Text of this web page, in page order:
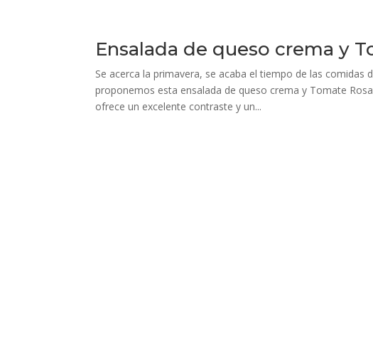
Ensalada de queso crema y
Se acerca la primavera, se acaba el tiempo de las
proponemos esta ensalada de queso crema y Tomate
ofrece un excelente contraste y un...